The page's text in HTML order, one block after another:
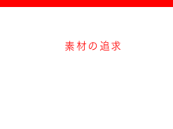
素材の追求